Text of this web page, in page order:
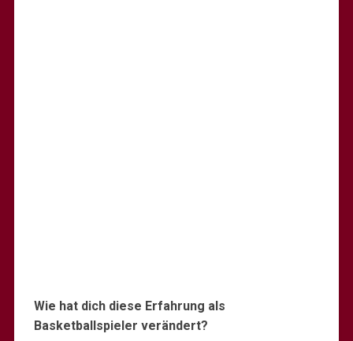
Wie hat dich diese Erfahrung als
Basketballspieler verändert?